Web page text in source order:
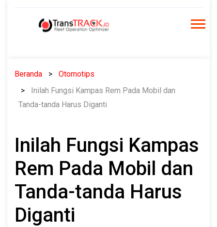
Beranda
Otomotips
Inilah Fungsi Kampas Rem Pada Mobil dan
Tanda-tanda Harus Diganti
Inilah Fungsi Kampas
Rem Pada Mobil dan
Tanda-tanda Harus
Diganti